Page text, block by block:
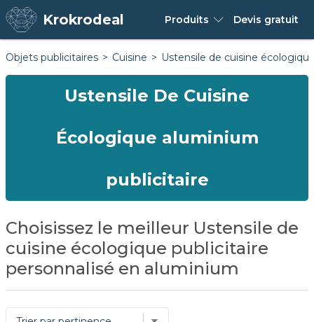
Krokrodeal Produits Devis gratuit
Objets publicitaires Cuisine Ustensile de cuisine
Ustensile De Cuisine
Écologique aluminium
publicitaire
Choisissez le meilleur Ustensile de
cuisine écologique publicitaire
personnalisé en aluminium